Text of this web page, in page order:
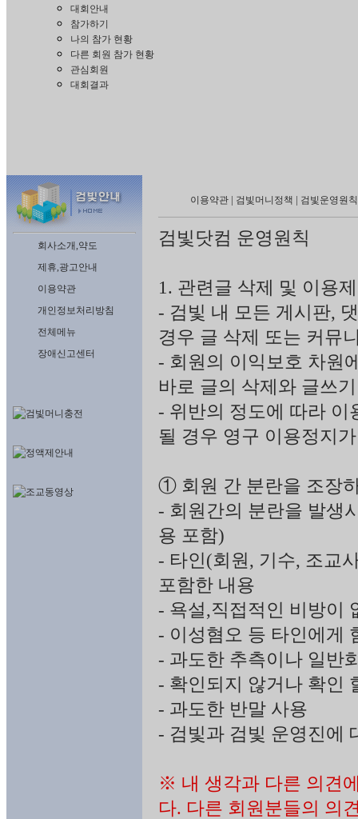
대회안내
참가하기
나의 참가 현황
다른 회원 참가 현황
관심회원
대회결과
회사소개,약도
제휴,광고안내
이용약관
개인정보처리방침
전체메뉴
장애신고센터
이용약관 | 검빛머니정책 | 검빛운영원칙
검빛닷컴 운영원칙
1. 관련글 삭제 및 이용
- 검빛 내 모든 게시판,
경우 글 삭제 또는 커뮤
- 회원의 이익보호 차원
바로 글의 삭제와 글쓰
- 위반의 정도에 따라 이
될 경우 영구 이용정지
① 회원 간 분란을 조장
- 회원간의 분란을 발생
용 포함)
- 타인(회원, 기수, 조교
포함한 내용
- 욕설,직접적인 비방이
- 이성혐오 등 타인에게
- 과도한 추측이나 일반
- 확인되지 않거나 확인
- 과도한 반말 사용
- 검빛과 검빛 운영진에
※ 내 생각과 다른 의견
다. 다른 회원분들의 의